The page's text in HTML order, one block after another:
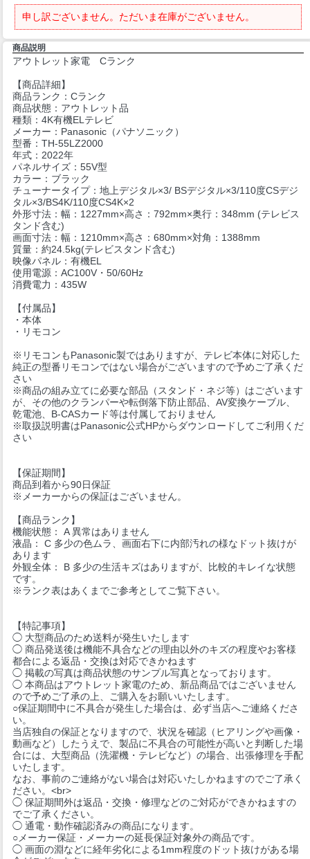
申し訳ございません。ただいま在庫がございません。
商品説明
アウトレット家電 Cランク
【商品詳細】
商品ランク：Cランク
商品状態：アウトレット品
種類：4K有機ELテレビ
メーカー：Panasonic（パナソニック）
型番：TH-55LZ2000
年式：2022年
パネルサイズ：55V型
カラー：ブラック
チューナータイプ：地上デジタル×3/ BSデジタル×3/110度CSデジ
タル×3/BS4K/110度CS4K×2
外形寸法：幅：1227mm×高さ：792mm×奥行：348mm (テレビス
タンド含む)
画面寸法：幅：1210mm×高さ：680mm×対角：1388mm
質量：約24.5kg(テレビスタンド含む)
映像パネル：有機EL
使用電源：AC100V・50/60Hz
消費電力：435W
【付属品】
・本体
・リモコン
※リモコンもPanasonic製ではありますが、テレビ本体に対応した
純正の型番リモコンではない場合がございますので予めご了承くだ
さい
※商品の組み立てに必要な部品（スタンド・ネジ等）はございます
が、その他のクランパーや転倒落下防止部品、AV変換ケーブル、
乾電池、B-CASカード等は付属しておりません
※取扱説明書はPanasonic公式HPからダウンロードしてご利用くだ
さい
【保証期間】
商品到着から90日保証
※メーカーからの保証はございません。
【商品ランク】
機能状態： A 異常はありません
液晶： C 多少の色ムラ、画面右下に内部汚れの様なドット抜けが
あります
外観全体： B 多少の生活キズはありますが、比較的キレイな状態
です。
※ランク表はあくまでご参考としてご覧下さい。
【特記事項】
◯ 大型商品のため送料が発生いたします
◯ 商品発送後は機能不具合などの理由以外のキズの程度やお客様
都合による返品・交換は対応できかねます
◯ 掲載の写真は商品状態のサンプル写真となっております。
◯ 本商品はアウトレット家電のため、新品商品ではございません
ので予めご了承の上、ご購入をお願いいたします。
○保証期間中に不具合が発生した場合は、必ず当店へご連絡くださ
い。
当店独自の保証となりますので、状況を確認（ヒアリングや画像・
動画など）したうえで、製品に不具合の可能性が高いと判断した場
合には、大型商品（洗濯機・テレビなど）の場合、出張修理を手配
いたします。
なお、事前のご連絡がない場合は対応いたしかねますのでご了承く
ださい。<br>
◯ 保証期間外は返品・交換・修理などのご対応ができかねますの
でご了承ください。
◯ 通電・動作確認済みの商品になります。
○メーカー保証・メーカーの延長保証対象外の商品です。
◯ 画面の淵などに経年劣化による1mm程度のドット抜けがある場